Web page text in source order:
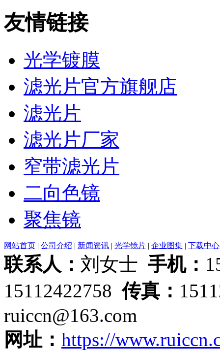
友情链接
光学镀膜
滤光片官方旗舰店
滤光片
滤光片厂家
窄带滤光片
二向色镜
聚焦镜
网站首页 | 公司介绍 | 新闻资讯 | 光学镜片 | 企业图集 | 下载中心
联系人： 刘女士 手机：
15112422758传真：
ruiccn@163.com
网址： https://